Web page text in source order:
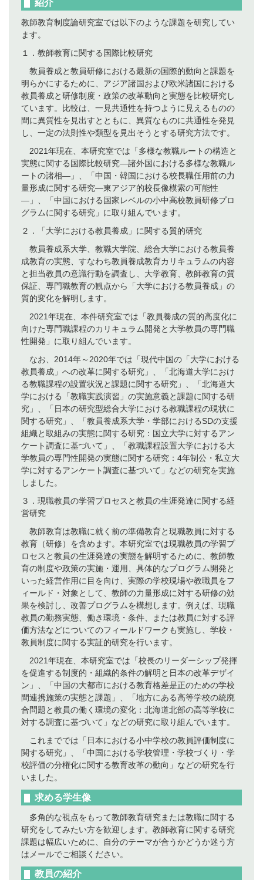
紹介
教師教育制度論研究室では以下のような課題を研究してい
ます。
１．教師教育に関する国際比較研究
教員養成と教員研修における最新の国際的動向と課題を
明らかにするために、アジア諸国および欧米諸国における
教員養成と研修制度・政策の改革動向と実態を比較研究し
ています。比較は、一見共通性を持つように見えるものの
間に異質性を見出すとともに、異質なものに共通性を発見
し、一定の法則性や類型を見出そうとする研究方法です。
2021年現在、本研究室では「多様な教職ルートの構造と
実態に関する国際比較研究―諸外国における多様な教職ル
ートの諸相―」、「中国・韓国における校長職任用前の力
量形成に関する研究―東アジア的校長像模索の可能性
―」、「中国における国家レベルの小中高校教員研修プロ
グラムに関する研究」に取り組んでいます。
２．「大学における教員養成」に関する質的研究
教員養成系大学、教職大学院、総合大学における教員養
成教育の実態、すなわち教員養成教育カリキュラムの内容
と担当教員の意識行動を調査し、大学教育、教師教育の質
保証、専門職教育の観点から「大学における教員養成」の
質的変化を解明します。
2021年現在、本件研究室では「教員養成の質的高度化に
向けた専門職課程のカリキュラム開発と大学教員の専門職
性開発」に取り組んでいます。
なお、2014年～2020年では「現代中国の「大学における
教員養成」への改革に関する研究」、「北海道大学におけ
る教職課程の設置状況と課題に関する研究」、「北海道大
学における「教職実践演習」の実施意義と課題に関する研
究」、「日本の研究型総合大学における教職課程の現状に
関する研究」、「教員養成系大学・学部におけるSDの支援
組織と取組みの実態に関する研究：国立大学に対するアン
ケート調査に基づいて」、「教職課程設置大学における大
学教員の専門性開発の実態に関する研究：4年制公・私立大
学に対するアンケート調査に基づいて」などの研究を実施
しました。
３．現職教員の学習プロセスと教員の生涯発達に関する経
営研究
教師教育は教職に就く前の準備教育と現職教員に対する
教育（研修）を含めます。本研究室では現職教員の学習プ
ロセスと教員の生涯発達の実態を解明するために、教師教
育の制度や政策の実施・運用、具体的なプログラム開発と
いった経営作用に目を向け、実際の学校現場や教職員をフ
ィールド・対象として、教師の力量形成に対する研修の効
果を検討し、改善プログラムを構想します。例えば、現職
教員の勤務実態、働き環境・条件、または教員に対する評
価方法などについてのフィールドワークも実施し、学校・
教員制度に関する実証的研究を行います。
2021年現在、本研究室では「校長のリーダーシップ発揮
を促進する制度的・組織的条件の解明と日本の改革デザイ
ン」、「中国の大都市における教育格差是正のための学校
間連携施策の実態と課題」、「地方にある高等学校の統廃
合問題と教員の働く環境の変化：北海道北部の高等学校に
対する調査に基づいて」などの研究に取り組んでいます。
これまででは「日本における小中学校の教員評価制度に
関する研究」、「中国における学校管理・学校づくり・学
校評価の分権化に関する教育改革の動向」などの研究を行
いました。
求める学生像
多角的な視点をもって教師教育研究または教職に関する
研究をしてみたい方を歓迎します。教師教育に関する研究
課題は幅広いために、自分のテーマが合うかどうか迷う方
はメールでご相談ください。
教員の紹介